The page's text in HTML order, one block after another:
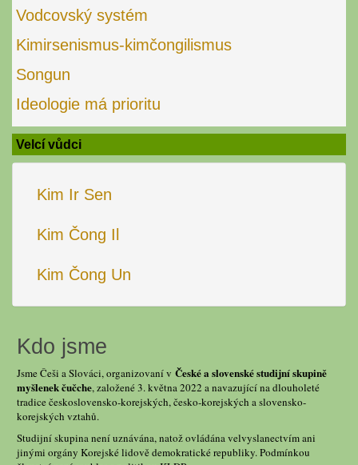
Vodcovský systém
Kimirsenismus-kimčongilismus
Songun
Ideologie má prioritu
Velcí vůdci
Kim Ir Sen
Kim Čong Il
Kim Čong Un
Kdo jsme
Jsme Češi a Slováci, organizovaní v České a slovenské studijní skupině
myšlenek čučche, založené 3. května 2022 a navazující na dlouholeté
tradice československo-korejských, česko-korejských a slovensko-
korejských vztahů.
Studijní skupina není uznávána, natož ovládána velvyslanectvím ani
jinými orgány Korejské lidově demokratické republiky. Podmínkou